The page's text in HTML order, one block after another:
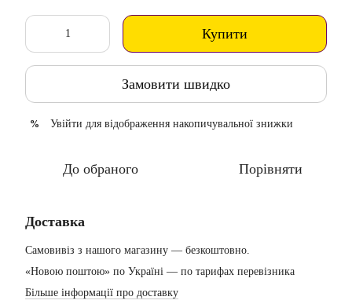
Купити
Замовити швидко
% Увійти для відображення накопичувальної знижки
До обраного Порівняти
Доставка
Самовивіз з нашого магазину — безкоштовно.
«Новою поштою» по Україні — по тарифах перевізника
Більше інформації про доставку